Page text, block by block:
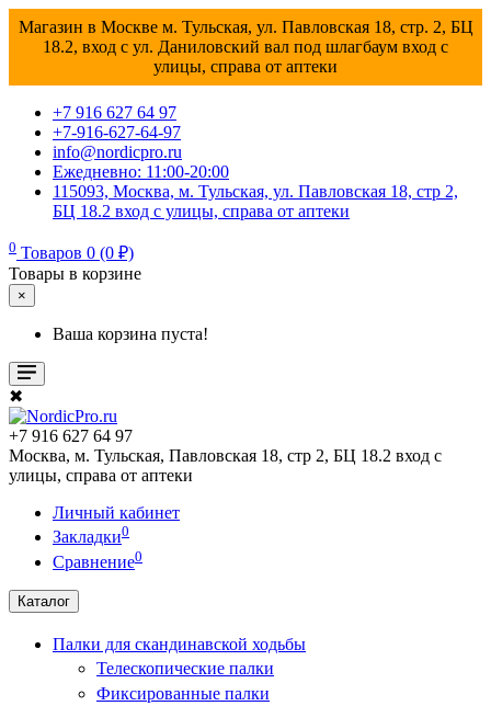
Магазин в Москве м. Тульская, ул. Павловская 18, стр. 2, БЦ
18.2, вход с ул. Даниловский вал под шлагбаум вход с
улицы, справа от аптеки
+7 916 627 64 97
+7-916-627-64-97
info@nordicpro.ru
Ежедневно: 11:00-20:00
115093, Москва, м. Тульская, ул. Павловская 18, стр 2,
БЦ 18.2 вход с улицы, справа от аптеки
0 Товаров 0 (0 ₽)
Товары в корзине
×
Ваша корзина пуста!
✖
+7 916 627 64 97
Москва, м. Тульская, Павловская 18, стр 2, БЦ 18.2 вход с
улицы, справа от аптеки
Личный кабинет
Закладки0
Сравнение0
Каталог
Палки для скандинавской ходьбы
Телескопические палки
Фиксированные палки